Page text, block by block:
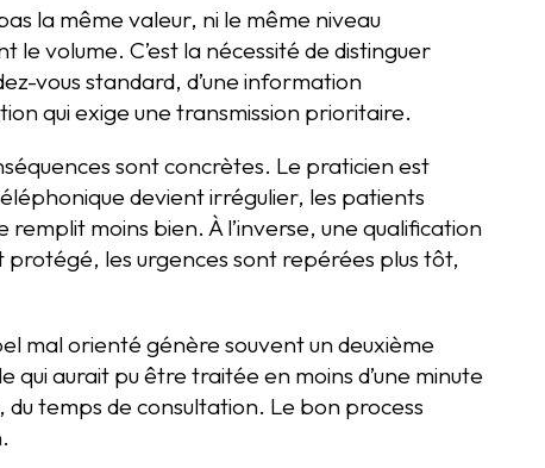
la même valeur, ni le même niveau
le volume. C’est la nécessité de distinguer
vous standard, d’une information
qui exige une transmission prioritaire.
sont concrètes. Le praticien est
devient irrégulier, les patients
moins bien. À l’inverse, une qualification
protégé, les urgences sont repérées plus tôt,
mal orienté génère souvent un deuxième
aurait pu être traitée en moins d’une minute
temps de consultation. Le bon process